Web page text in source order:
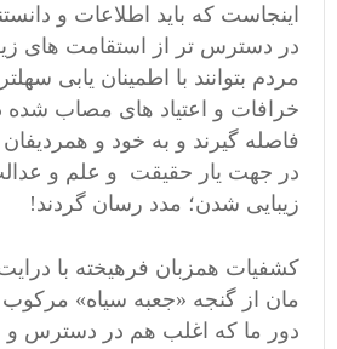
اینجاست که باید اطلاعات و
در دسترس تر از استقامت های
مردم بتوانند با اطمینان یابی
خرافات و اعتیاد های مصاب شده
فاصله گیرند و به خود و
در جهت یار حقیقت و علم و
زیبایی شدن؛ مدد رسان گردند!
کشفیات همزبان فرهیخته با
مان از گنجه «جعبه سیاه»
دور ما که اغلب هم در دسترس